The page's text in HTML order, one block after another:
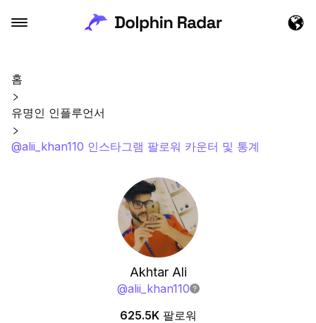
홈
유명인 인플루언서
@alii_khan110 인스타그램 팔로워 카운터 및 통계
Akhtar Ali
@alii_khan110
625.5K 팔로워